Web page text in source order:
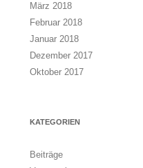
März 2018
Februar 2018
Januar 2018
Dezember 2017
Oktober 2017
KATEGORIEN
Beiträge